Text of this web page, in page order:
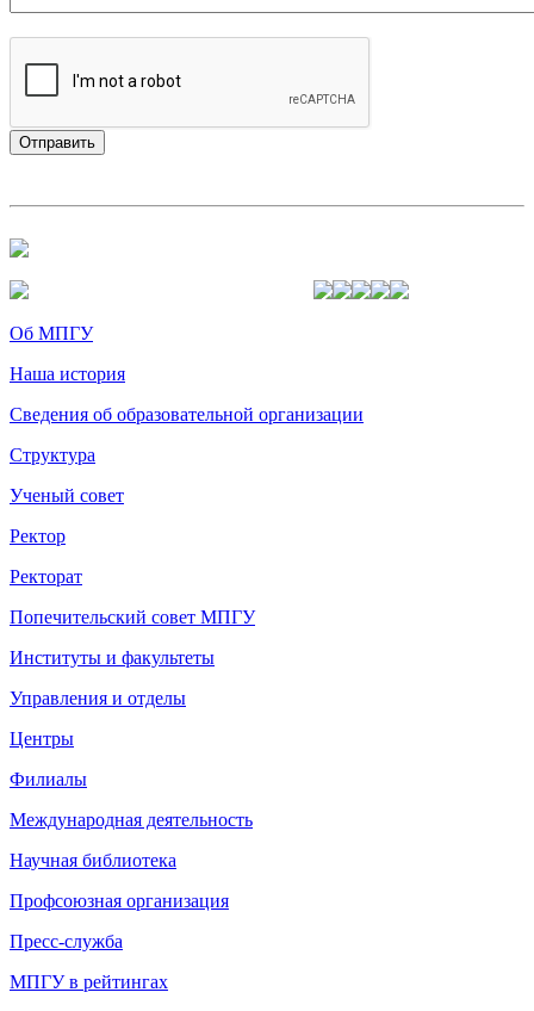
Об МПГУ
Наша история
Сведения об образовательной организации
Структура
Ученый совет
Ректор
Ректорат
Попечительский совет МПГУ
Институты и факультеты
Управления и отделы
Центры
Филиалы
Международная деятельность
Научная библиотека
Профсоюзная организация
Пресс-служба
МПГУ в рейтингах